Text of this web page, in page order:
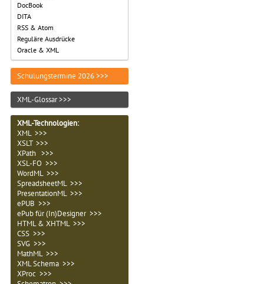
DocBook
DITA
RSS & Atom
Reguläre Ausdrücke
Oracle & XML
Schulungstermine 2026 >>>
XML-Glossar >>>
XML-Technologien:
XML >>>
XSLT >>>
XPath >>>
XSL-FO >>>
WordML >>>
SpreadsheetML >>>
PresentationML >>>
ePUB >>>
ePub für (In)Designer >>>
HTML & XHTML >>>
CSS >>>
SVG >>>
MathML >>>
XML Schema >>>
XProc >>>